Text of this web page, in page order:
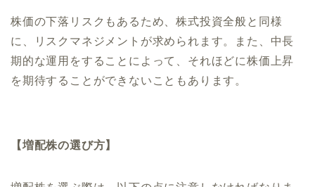
株価の下落リスクもあるため、株式投資全般と同様
に、リスクマネジメントが求められます。また、中長
期的な運用をすることによって、それほどに株価上昇
を期待することができないこともあります。
【増配株の選び方】